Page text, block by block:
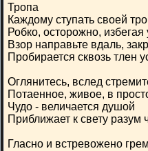
Тропа
Каждому ступать своей
Робко, осторожно, избегая
Взор направьте вдаль,
Пробирается сквозь тлен
Оглянитесь, вслед
Потаенное, живое, в
Чудо - величается душой
Приближает к свету разум
Гласно и встревожено